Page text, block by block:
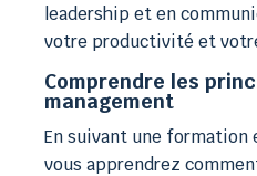
leadership et en
votre productivité et
Comprendre les
management
En suivant une formation
vous apprendrez